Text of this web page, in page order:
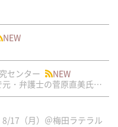
NEW
センター
NEW
治療的司法研究センター客員研究員で元・弁護士の菅原直美氏の論文が公刊されました
17（月）＠梅田ラテラル